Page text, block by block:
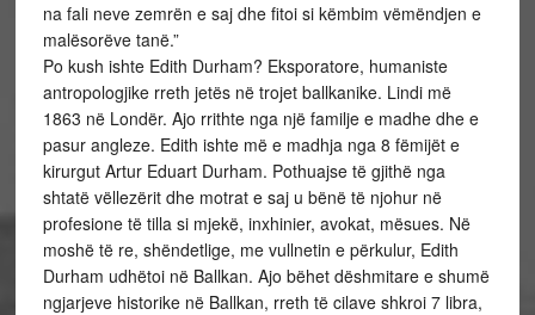
na fali neve zemrën e saj dhe fitoi si këmbim vëmëndjen e
malësorëve tanë.”
Po kush ishte Edith Durham? Eksporatore, humaniste
antropologjike rreth jetës në trojet ballkanike. Lindi më
1863 në Londër. Ajo rrithte nga një familje e madhe dhe e
pasur angleze. Edith ishte më e madhja nga 8 fëmijët e
kirurgut Artur Eduart Durham. Pothuajse të gjithë nga
shtatë vëllezërit dhe motrat e saj u bënë të njohur në
profesione të tilla si mjekë, inxhinier, avokat, mësues. Në
moshë të re, shëndetlige, me vullnetin e përkulur, Edith
Durham udhëtoi në Ballkan. Ajo bëhet dëshmitare e shumë
ngjarjeve historike në Ballkan, rreth të cilave shkroi 7 libra,